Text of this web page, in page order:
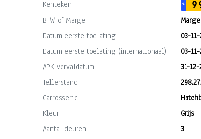
Kenteken NL
BTW of Marge
Marge
Datum eerste toelating
03-
Datum eerste toelating (internationaal)
03-
APK vervaldatum
31-12-
Tellerstand
Carrosserie
Kleur
Grijs
Aantal deuren
3